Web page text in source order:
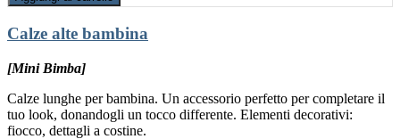
Calze alte bambina
[Mini Bimba]
Calze lunghe per bambina. Un accessorio perfetto per completare il
tuo look, donandogli un tocco differente. Elementi decorativi:
fiocco, dettagli a costine.